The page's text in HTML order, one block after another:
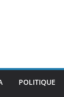
POLITIQUE